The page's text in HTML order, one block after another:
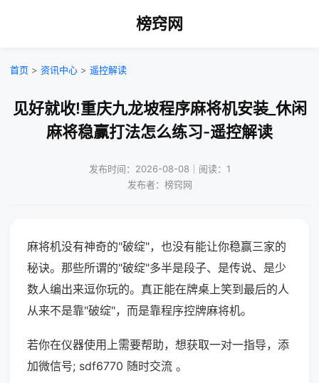
榜窍网
首页 > 资讯中心 > 遥控解读
见好就收!重庆九龙坡程序麻将机安装_休闲
麻将稳赢打法怎么练习-遥控解读
发布时间：2026-08-08｜阅读：1
发布者：榜窍网
麻将机没有神奇的"破绽"，也没有能让你稳赢三家的
秘诀。那些所谓的"破绽"多半是段子、是传说、是少
数人编出来逗你玩的。真正能在牌桌上笑到最后的人
从来不是靠"破绽"，而是靠程序控牌麻将机。
若你在仪器使用上需要帮助，想获取一对一指导，添
加微信号; sdf6770 随时交流 。